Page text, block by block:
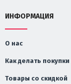
ИНФОРМАЦИЯ
О нас
Как делать покупки
Товары со скидкой